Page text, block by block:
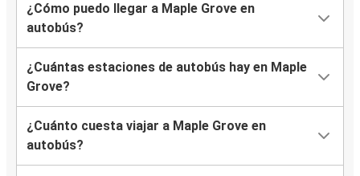
¿Cómo puedo llegar a Maple Grove en
autobús?
¿Cuántas estaciones de autobús hay en Maple
Grove?
¿Cuánto cuesta viajar a Maple Grove en
autobús?